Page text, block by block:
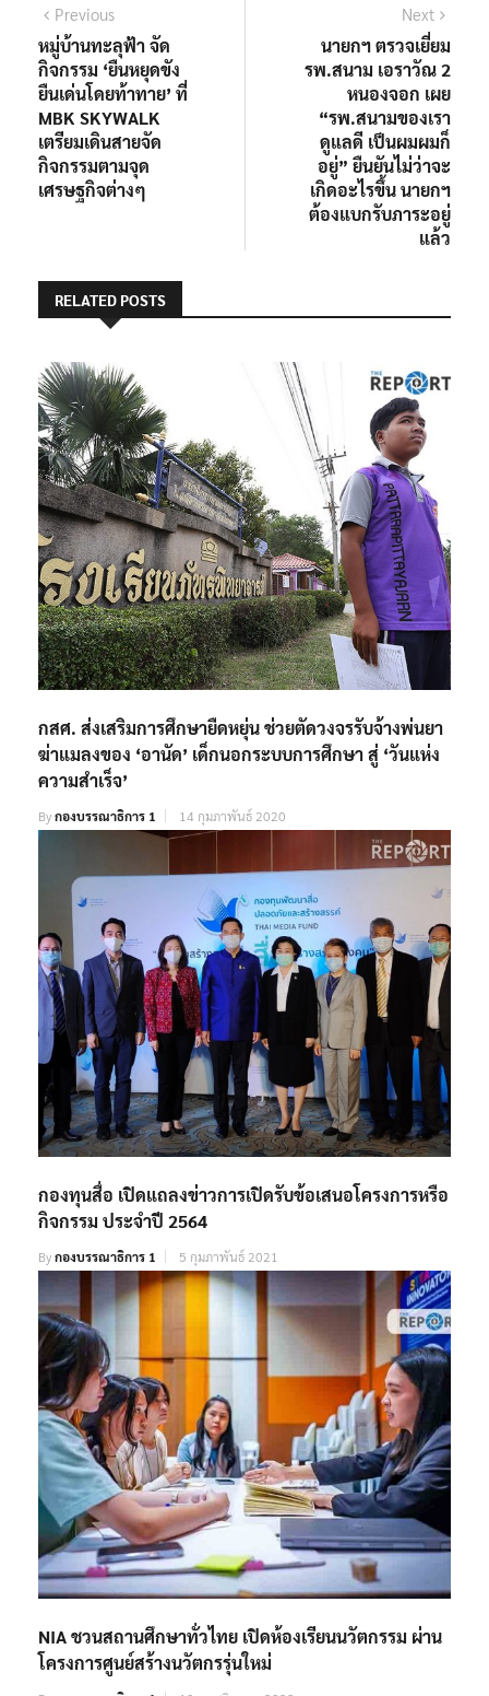
แนะแนว
เรื่อง
PreviousPrevious
post:
หมู่บ้านทะลุฟ้า จัด
กิจกรรม ‘ยืนหยุดขัง
ยืนเด่นโดยท้าทาย’ ที่
MBK SKYWALK
เตรียมเดินสายจัด
กิจกรรมตามจุด
เศรษฐกิจต่างๆ
Next
นายกฯ ตรวจเยี่ยม
รพ.สนาม เอราวัณ 2
หนองจอก เผย
“รพ.สนามของเรา
ดูแลดี เป็นผมผมก็
อยู่” ยืนยันไม่ว่าจะ
เกิดอะไรขึ้น นายกฯ
ต้องแบกรับภาระอยู่
แล้ว
RELATED POSTS
กสศ. ส่งเสริมการศึกษายืดหยุ่น ช่วยตัดวงจรรับจ้างพ่นยา
ฆ่าแมลงของ ‘อานัด’ เด็กนอกระบบการศึกษา สู่ ‘วันแห่ง
ความสำเร็จ’
Byกองบรรณาธิการ 1 14 กุมภาพันธ์ 2020
กองทุนสื่อ เปิดแถลงข่าวการเปิดรับข้อเสนอโครงการหรือ
กิจกรรม ประจำปี 2564
Byกองบรรณาธิการ 1 5 กุมภาพันธ์ 2021
NIA ชวนสถานศึกษาทั่วไทย เปิดห้องเรียนนวัตกรรม ผ่าน
โครงการศูนย์สร้างนวัตกรรุ่นใหม่